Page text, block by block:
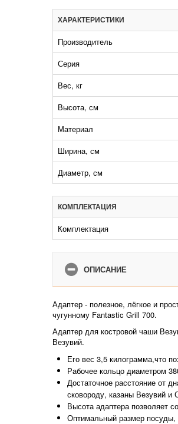
ХАРАКТЕРИСТИКИ
Производитель
Серия
Вес, кг
Высота, см
Материал
Ширина, см
Диаметр, см
КОМПЛЕКТАЦИЯ
Комплектация
ОПИСАНИЕ
Адаптер - полезное, лёгкое и
чугунному Fantastic Grill 700.
Адаптер для костровой чаши
Везувий.
Его вес 3,5 килограмма,что
Рабочее кольцо диаметром
Достаточное расстояние от
сковороду, казаны Везувий и
Высота адаптера позволяет
Оптимальный размер посуды,